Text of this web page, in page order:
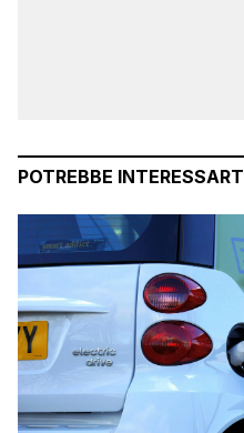
POTREBBE